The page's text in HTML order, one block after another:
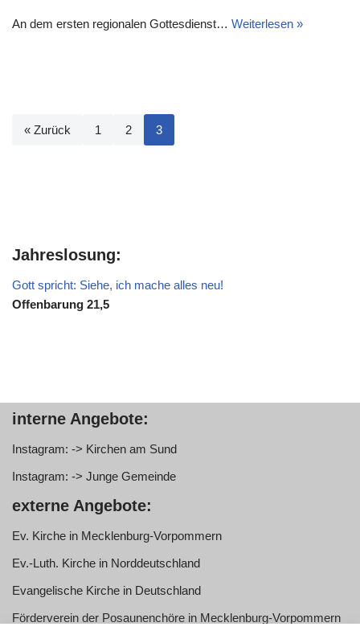
An dem ersten regionalen Gottesdienst… Weiterlesen »
« Zurück 1 2 3
Jahreslosung:
Gott spricht: Siehe, ich mache alles neu!
Offenbarung 21,5
interne Angebote:
Instagram: -> Kirchen am Sund
Instagram: -> Junge Gemeinde
externe Angebote:
Ev. Kirche in Mecklenburg-Vorpommern
Ev.-Luth. Kirche in Norddeutschland
Evangelische Kirche in Deutschland
Förderverein der Posaunenchöre in Mecklenburg-Vorpommern